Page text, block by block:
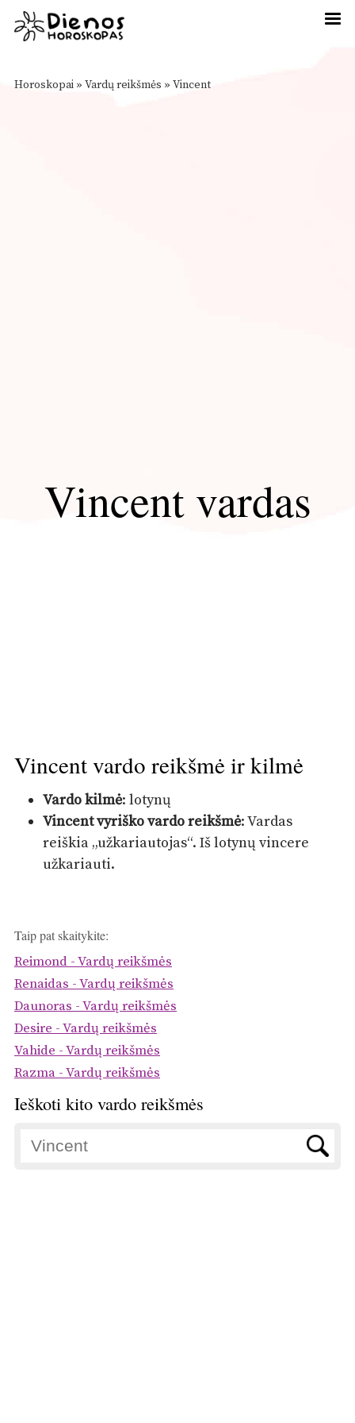
Horoskopai » Vardų reikšmės » Vincent
Vincent vardas
Vincent vardo reikšmė ir kilmė
Vardo kilmė: lotynų
Vincent vyriško vardo reikšmė: Vardas
reiškia „užkariautojas“. Iš lotynų vincere
užkariauti.
Taip pat skaitykite:
Reimond - Vardų reikšmės
Renaidas - Vardų reikšmės
Daunoras - Vardų reikšmės
Desire - Vardų reikšmės
Vahide - Vardų reikšmės
Razma - Vardų reikšmės
Ieškoti kito vardo reikšmės